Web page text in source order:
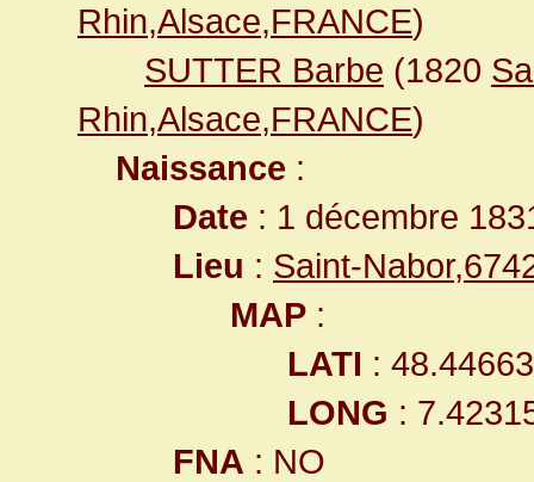
Rhin,Alsace,FRANCE)
SUTTER Barbe (1820
Rhin,Alsace,FRANCE)
Naissance :
Date : 1 décembre
Lieu : Saint-
MAP :
LATI :
LONG :
FNA : NO